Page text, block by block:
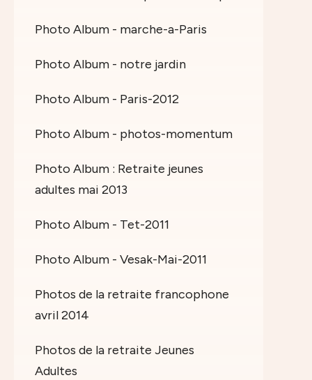
Photo Album - marche-a-Paris
Photo Album - notre jardin
Photo Album - Paris-2012
Photo Album - photos-momentum
Photo Album : Retraite jeunes
adultes mai 2013
Photo Album - Tet-2011
Photo Album - Vesak-Mai-2011
Photos de la retraite francophone
avril 2014
Photos de la retraite Jeunes
Adultes